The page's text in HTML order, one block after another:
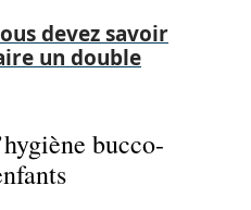
devez savoir
un double
bucco-